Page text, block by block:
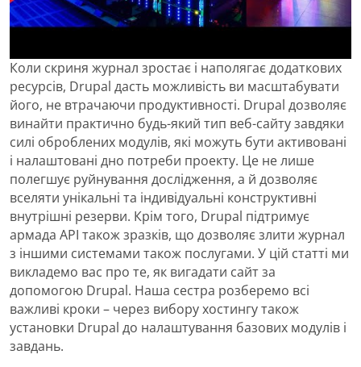
Коли скриня журнал зростає і наполягає додаткових
ресурсів, Drupal дасть можливість ви масштабувати
його, не втрачаючи продуктивності. Drupal дозволяє
винайти практично будь-який тип веб-сайту завдяки
силі оброблених модулів, які можуть бути активовані
і налаштовані дно потреби проекту. Це не лише
полегшує руйнування дослідження, а й дозволяє
вселяти унікальні та індивідуальні конструктивні
внутрішні резерви. Крім того, Drupal підтримує
армада API також зразків, що дозволяє злити журнал
з іншими системами також послугами. У цій статті ми
викладемо вас про те, як вигадати сайт за
допомогою Drupal. Наша сестра розберемо всі
важливі кроки – через вибору хостингу також
установки Drupal до налаштування базових модулів і
завдань.